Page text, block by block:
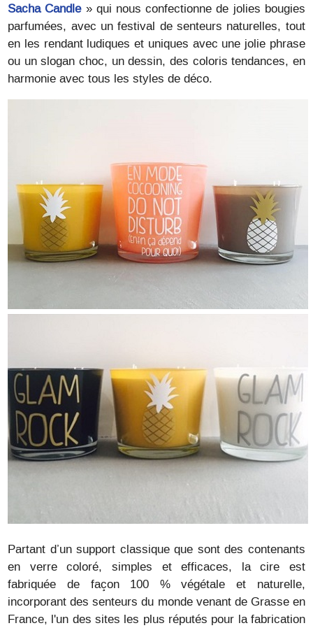
Sacha Candle» qui nous confectionne de jolies bougies
parfumées, avec un festival de senteurs naturelles, tout
en les rendant ludiques et uniques avec une jolie phrase
ou un slogan choc, un dessin, des coloris tendances, en
harmonie avec tous les styles de déco.
Partant d’un support classique que sont des contenants
en verre coloré, simples et efficaces, la cire est
fabriquée de façon 100 % végétale et naturelle,
incorporant des senteurs du monde venant de Grasse en
France, l'un des sites les plus réputés pour la fabrication